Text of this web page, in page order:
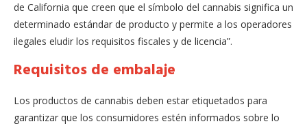
de California que creen que el símbolo del cannabis significa un
determinado estándar de producto y permite a los operadores
ilegales eludir los requisitos fiscales y de licencia”.
Requisitos de embalaje
Los productos de cannabis deben estar etiquetados para
garantizar que los consumidores estén informados sobre lo